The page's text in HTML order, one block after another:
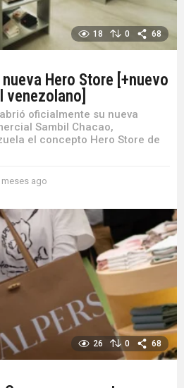
18 0 68
Hero Store [+nuevo
oficialmente su nueva
Sambil Chacao,
el concepto Hero Store de
meses ago
e
s
a
26 0 68